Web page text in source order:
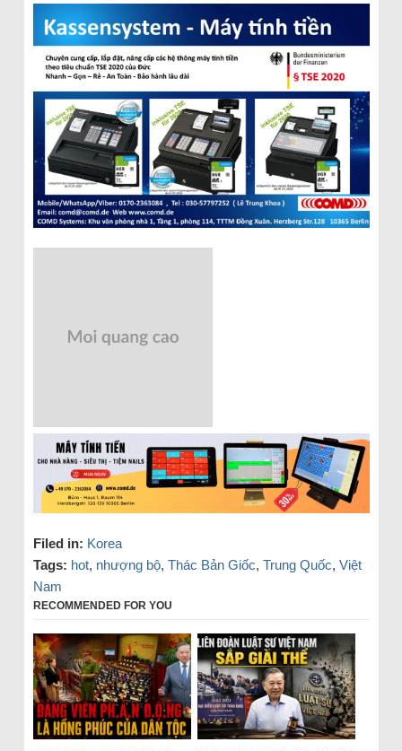
Filed in: Korea
Tags: hot, nhượng bộ, Thác Bản Giốc, Trung Quốc, Việt
Nam
RECOMMENDED FOR YOU